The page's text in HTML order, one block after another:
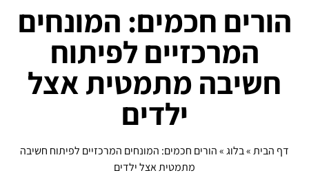
הורים חכמים: המונחים
המרכזיים לפיתוח
חשיבה מתמטית אצל
ילדים
דף הבית»בלוג»הורים חכמים: המונחים המרכזיים לפיתוח חשיבה
מתמטית אצל ילדים